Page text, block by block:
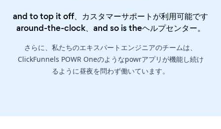
and to top it off、カスタマーサポートが利用可能です
around-the-clock、and so is theヘルプセンター。
さらに、私たちのエキスパートエンジニアのチームは、
ClickFunnels POWR Oneのようなpowrアプリが機能し続け
るように昼夜を問わず働いています。